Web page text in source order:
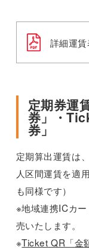
詳細運
定期券運
券」・
券」
定期算出運賃は
人区間運賃を適
も同様です）
※地域連携ICカ
売いたします。
※Ticket QR「金